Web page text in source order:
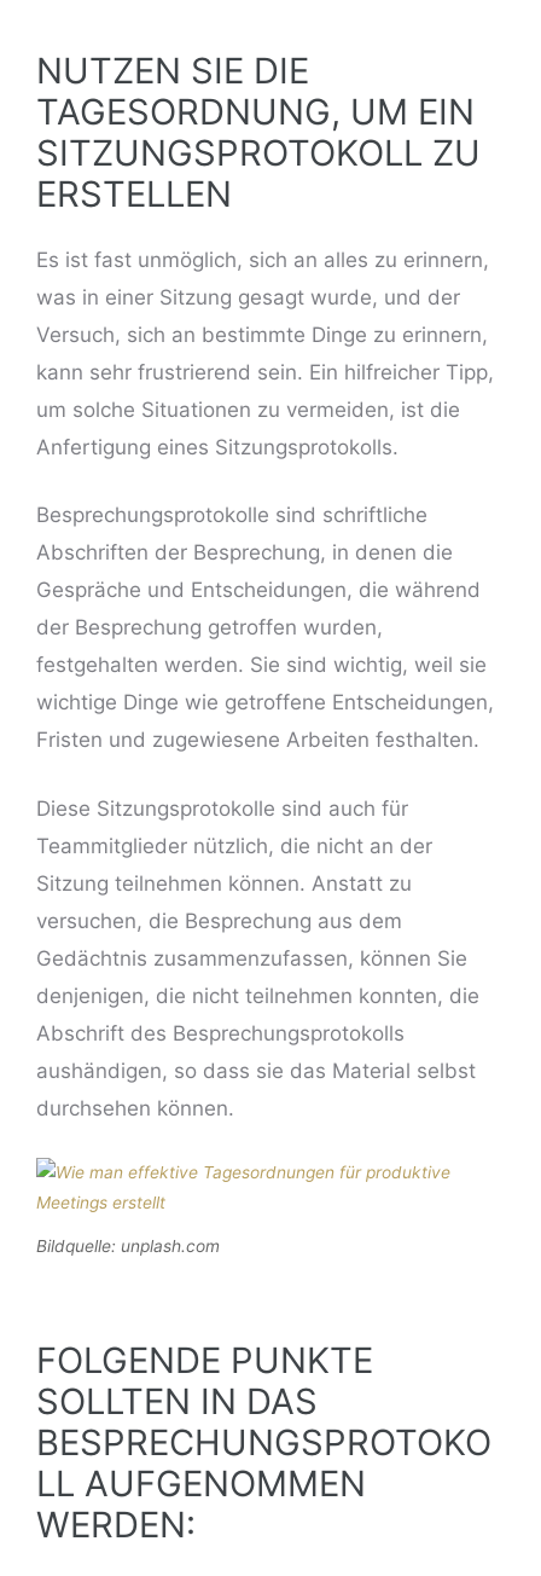
NUTZEN SIE DIE
TAGESORDNUNG, UM EIN
SITZUNGSPROTOKOLL ZU
ERSTELLEN
Es ist fast unmöglich, sich an alles zu erinnern,
was in einer Sitzung gesagt wurde, und der
Versuch, sich an bestimmte Dinge zu erinnern,
kann sehr frustrierend sein. Ein hilfreicher Tipp,
um solche Situationen zu vermeiden, ist die
Anfertigung eines Sitzungsprotokolls.
Besprechungsprotokolle sind schriftliche
Abschriften der Besprechung, in denen die
Gespräche und Entscheidungen, die während
der Besprechung getroffen wurden,
festgehalten werden. Sie sind wichtig, weil sie
wichtige Dinge wie getroffene Entscheidungen,
Fristen und zugewiesene Arbeiten festhalten.
Diese Sitzungsprotokolle sind auch für
Teammitglieder nützlich, die nicht an der
Sitzung teilnehmen können. Anstatt zu
versuchen, die Besprechung aus dem
Gedächtnis zusammenzufassen, können Sie
denjenigen, die nicht teilnehmen konnten, die
Abschrift des Besprechungsprotokolls
aushändigen, so dass sie das Material selbst
durchsehen können.
Bildquelle: unplash.com
FOLGENDE PUNKTE
SOLLTEN IN DAS
BESPRECHUNGSPROTOKO
LL AUFGENOMMEN
WERDEN: